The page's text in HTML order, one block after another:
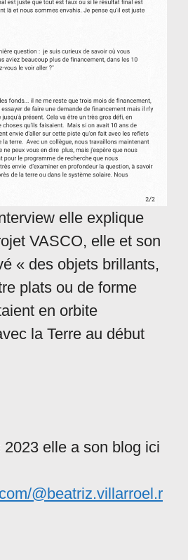
elle explique
VASCO, elle et son
« des objets brillants,
plats ou de forme
en orbite
la Terre au début
elle a son blog ici
@beatriz.villarroel.r